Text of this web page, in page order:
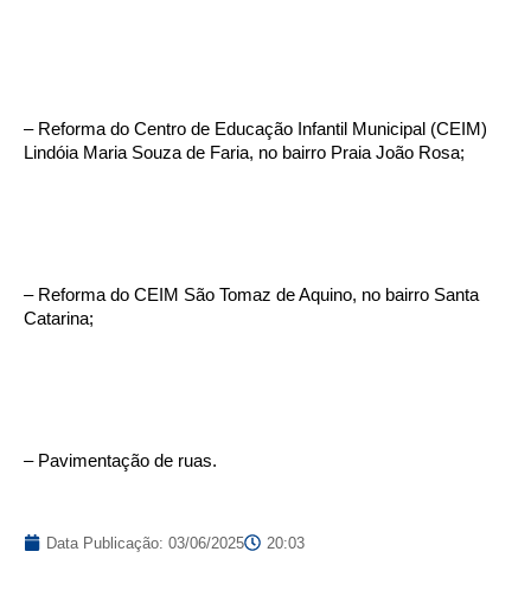
– Reforma do Centro de Educação Infantil Municipal (CEIM)
Lindóia Maria Souza de Faria, no bairro Praia João Rosa;
– Reforma do CEIM São Tomaz de Aquino, no bairro Santa
Catarina;
– Pavimentação de ruas.
Data Publicação: 03/06/2025 20:03